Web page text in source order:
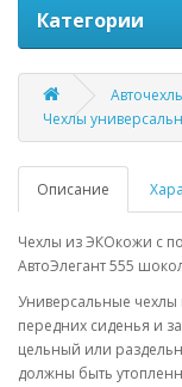
Категории
Чехлы
Описание
Чехлы из ЭКОкожи с
АвтоЭлегант 555
Универсальные
передних сиденья и
цельный или
должны быть